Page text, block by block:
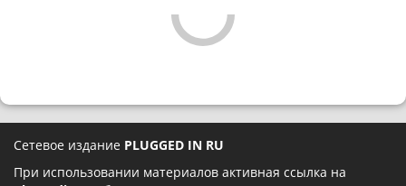
Сетевое издание PLUGGED IN RU
При использовании материалов активная ссылка на